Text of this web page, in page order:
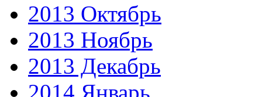
2013 Октябрь
2013 Ноябрь
2013 Декабрь
2014 Январь